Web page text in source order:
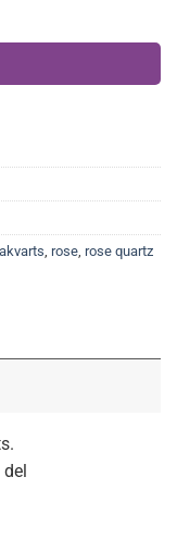
, rose, rose quartz
del